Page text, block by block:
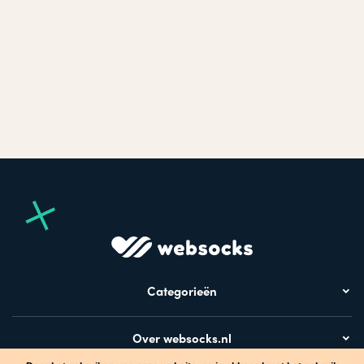
Categorieën
Over websocks.nl